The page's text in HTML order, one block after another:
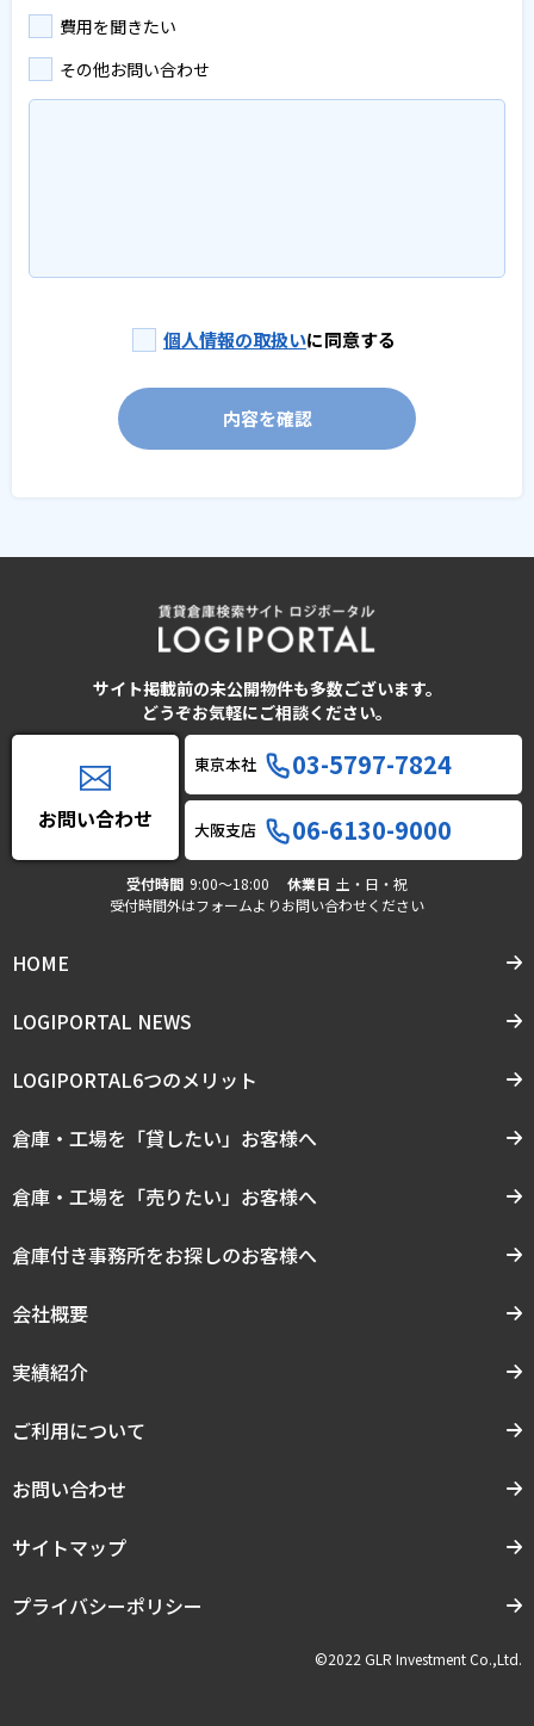
費用を聞きたい
その他お問い合わせ
個人情報の取扱いに同意する
内容を確認
サイト掲載前の未公開物件も多数ございます。
どうぞお気軽にご相談ください。
お問い合わせ
東京本社 03-5797-7824
大阪支店 06-6130-9000
受付時間 9:00〜18:00 休業日 土・日・祝
受付時間外はフォームよりお問い合わせください
HOME
LOGIPORTAL NEWS
LOGIPORTAL6つのメリット
倉庫・工場を「貸したい」お客様へ
倉庫・工場を「売りたい」お客様へ
倉庫付き事務所をお探しのお客様へ
会社概要
実績紹介
ご利用について
お問い合わせ
サイトマップ
プライバシーポリシー
©2022 GLR Investment Co.,Ltd.